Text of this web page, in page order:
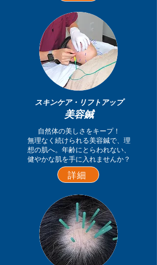
スキンケア・リフトアップ
美容鍼
自然体の美しさをキープ！
無理なく続けられる美容鍼で、理
想の肌へ。年齢にとらわれない、
健やかな肌を手に入れませんか？
詳細